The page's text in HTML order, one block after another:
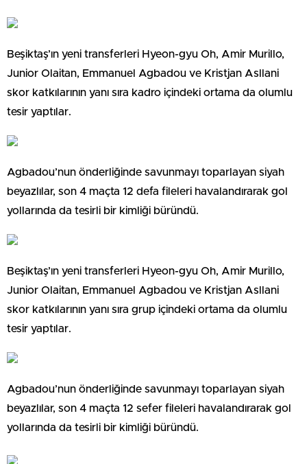
Beşiktaş’ın yeni transferleri Hyeon-gyu Oh, Amir Murillo,
Junior Olaitan, Emmanuel Agbadou ve Kristjan Asllani
skor katkılarının yanı sıra kadro içindeki ortama da olumlu
tesir yaptılar.
Agbadou’nun önderliğinde savunmayı toparlayan siyah
beyazlılar, son 4 maçta 12 defa fileleri havalandırarak gol
yollarında da tesirli bir kimliği büründü.
Beşiktaş’ın yeni transferleri Hyeon-gyu Oh, Amir Murillo,
Junior Olaitan, Emmanuel Agbadou ve Kristjan Asllani
skor katkılarının yanı sıra grup içindeki ortama da olumlu
tesir yaptılar.
Agbadou’nun önderliğinde savunmayı toparlayan siyah
beyazlılar, son 4 maçta 12 sefer fileleri havalandırarak gol
yollarında da tesirli bir kimliği büründü.